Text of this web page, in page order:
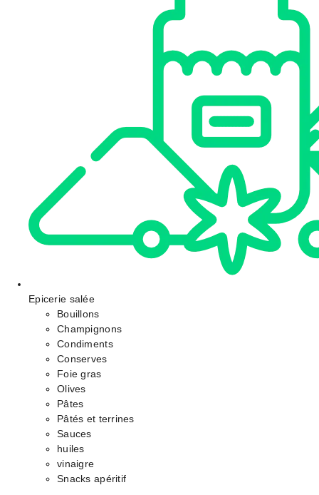
Epicerie salée
Bouillons
Champignons
Condiments
Conserves
Foie gras
Olives
Pâtes
Pâtés et terrines
Sauces
huiles
vinaigre
Snacks apéritif